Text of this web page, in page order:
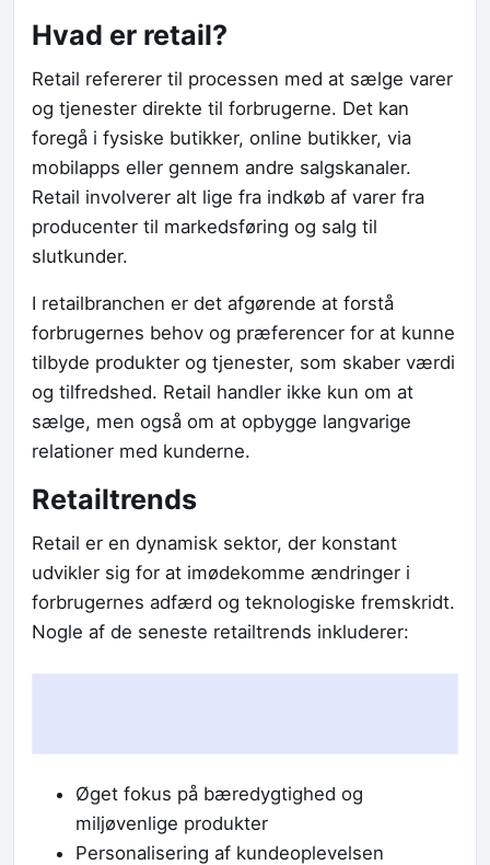
Hvad er retail?
Retail refererer til processen med at sælge varer
og tjenester direkte til forbrugerne. Det kan
foregå i fysiske butikker, online butikker, via
mobilapps eller gennem andre salgskanaler.
Retail involverer alt lige fra indkøb af varer fra
producenter til markedsføring og salg til
slutkunder.
I retailbranchen er det afgørende at forstå
forbrugernes behov og præferencer for at kunne
tilbyde produkter og tjenester, som skaber værdi
og tilfredshed. Retail handler ikke kun om at
sælge, men også om at opbygge langvarige
relationer med kunderne.
Retailtrends
Retail er en dynamisk sektor, der konstant
udvikler sig for at imødekomme ændringer i
forbrugernes adfærd og teknologiske fremskridt.
Nogle af de seneste retailtrends inkluderer:
Øget fokus på bæredygtighed og
miljøvenlige produkter
Personalisering af kundeoplevelsen